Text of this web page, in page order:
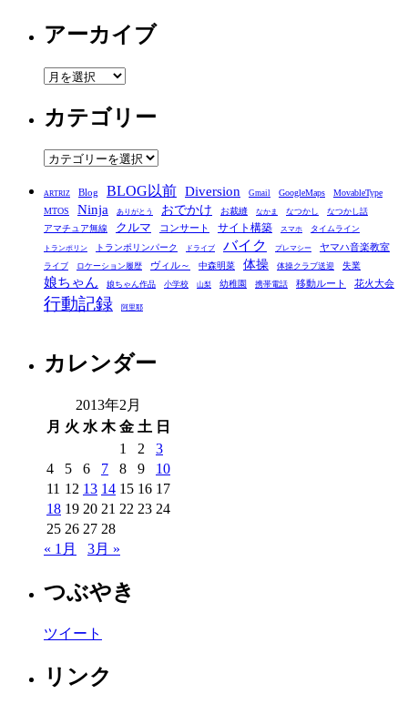
アーカイブ
ア
カ
イ
ブ
カテゴリー
カ
ゴ
リ
ー
ARTRIZ Blog BLOG以前 Diversion Gmail GoogleMaps
MovableType
MTOS
Ninja ありがとう おでかけ お裁縫 なかま なつかし なつかし話
アマチュア無線 クルマ コンサート サイト構築 スマホ タイムライン
トランポリン トランポリンパーク ドライブ バイク プレマシー ヤマハ音楽教室
ライブ ロケーション履歴 ヴィル～ 中森明菜 体操 体操クラブ送迎 失業
娘ちゃん 娘ちゃん作品 小学校 山梨 幼稚園 携帯電話 移動ルート 花火大会
行動記録 阿里耶
カレンダー
2013年2月
月 火 水 木 金 土 日
1
2
3
4
5 6 7 8 9
10
11 12 13 14 15 16 17
18 19 20 21 22 23 24
25 26 27 28
« 1月
3月 »
つぶやき
ツイート
リンク